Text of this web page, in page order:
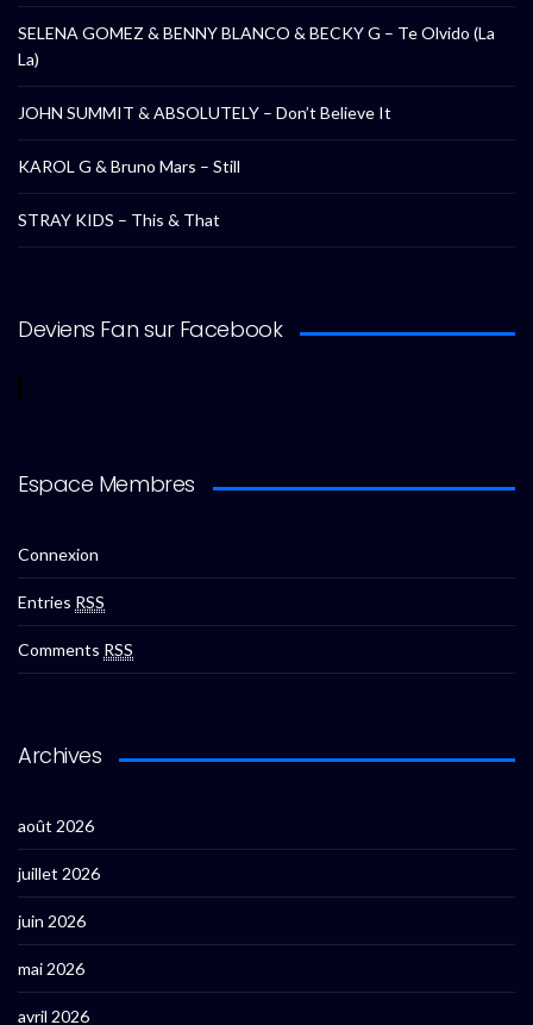
SELENA GOMEZ & BENNY BLANCO & BECKY G – Te Olvido (La
La)
JOHN SUMMIT & ABSOLUTELY – Don’t Believe It
KAROL G & Bruno Mars – Still
STRAY KIDS – This & That
Deviens Fan sur Facebook
Espace Membres
Connexion
Entries RSS
Comments RSS
Archives
août 2026
juillet 2026
juin 2026
mai 2026
avril 2026